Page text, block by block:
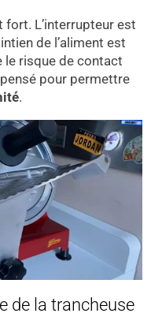
L’interrupteur est
de l’aliment est
le risque de contact
pour permettre
.
de la trancheuse